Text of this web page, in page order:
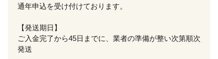
通年申込を受け付けております。
【発送期日】
ご入金完了から45日までに、業者の準備が整い次第順次
発送